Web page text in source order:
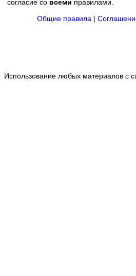
согласие со всеми правилами.
Общие правила |
Использование любых материалов с